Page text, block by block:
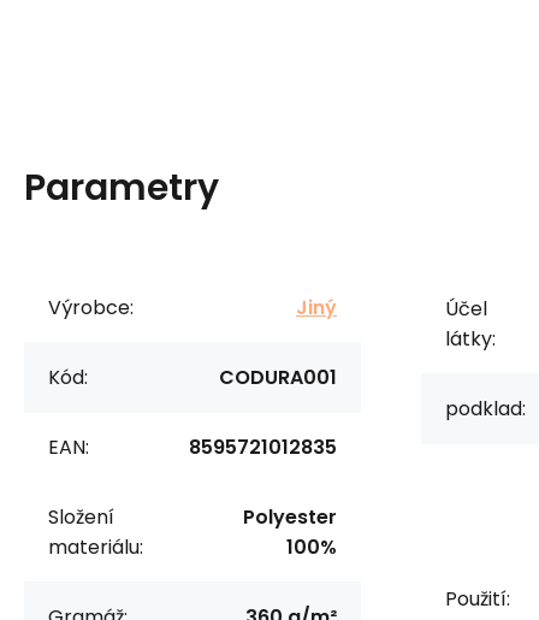
Parametry
Výrobce: Jiný
Kód: CODURA001
EAN: 8595721012835
Složení
materiálu:
Polyester
100%
Účel
látky:
podklad:
Použití: